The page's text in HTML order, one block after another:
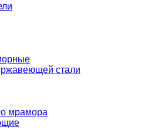
стали
мрамора